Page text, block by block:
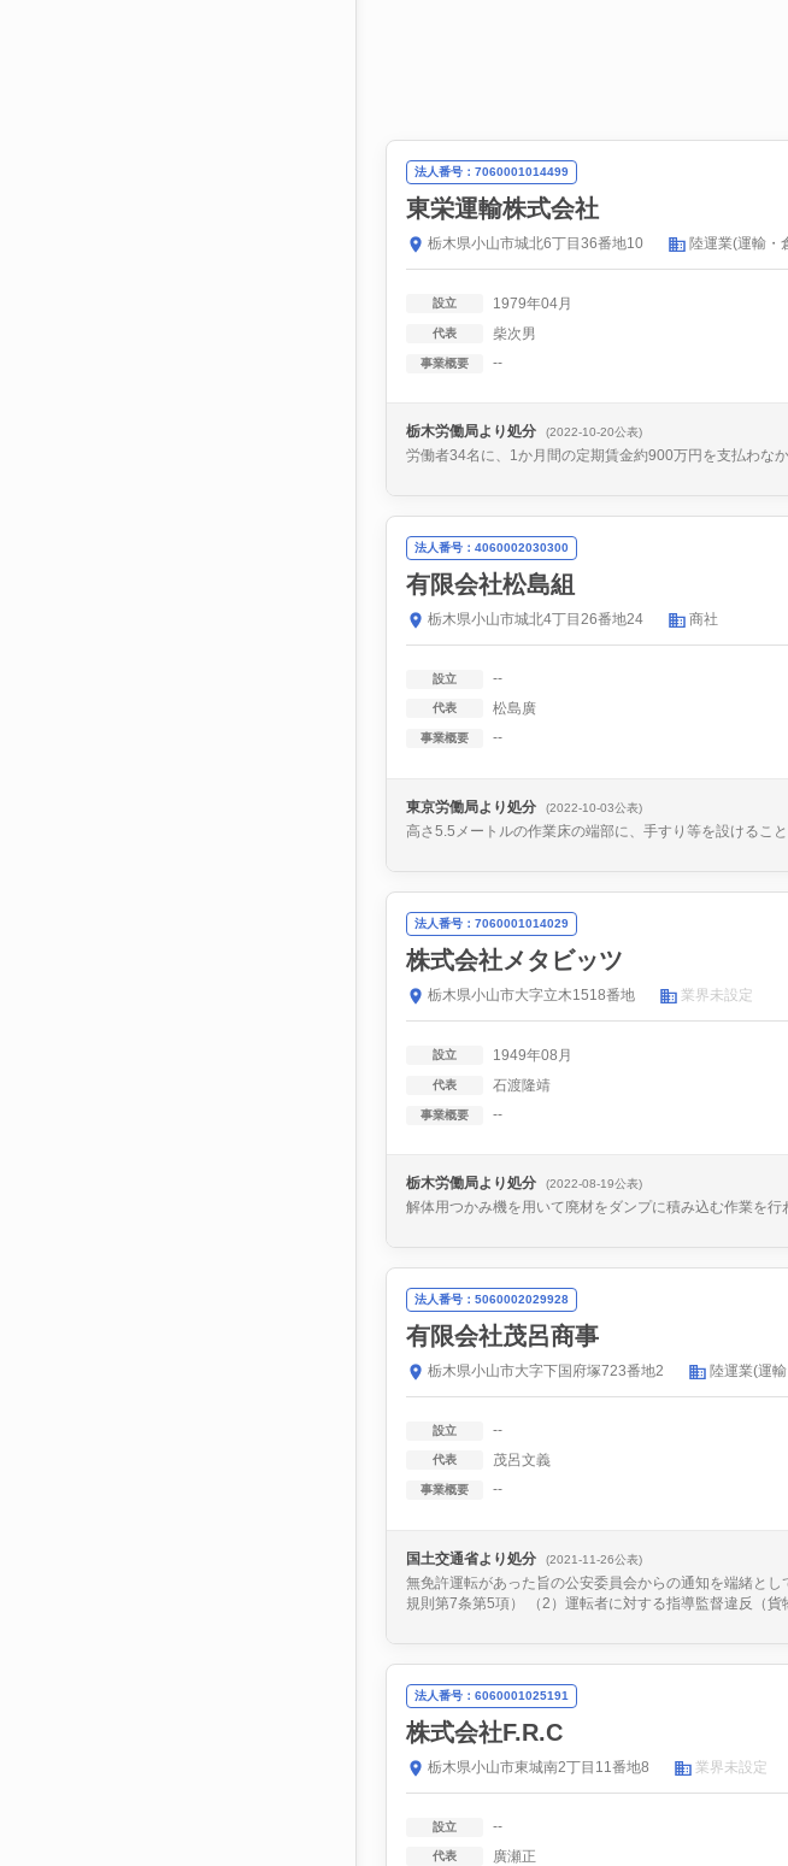
法人番号：7060001014499
東栄運輸株式会社
栃木県小山市城北6丁目36番地10 陸運業(運輸・
設立 1979年04月
代表 柴次男
事業概要 --
栃木労働局より処分 (2022-10-20公表)
労働者34名に、1か月間の定期賃金約900万円を支払わな
法人番号：4060002030300
有限会社松島組
栃木県小山市城北4丁目26番地24 商社
設立 --
代表 松島廣
事業概要 --
東京労働局より処分 (2022-10-03公表)
高さ5.5メートルの作業床の端部に、手すり等を設けるこ
法人番号：7060001014029
株式会社メタビッツ
栃木県小山市大字立木1518番地 業界未設定
設立 1949年08月
代表 石渡隆靖
事業概要 --
栃木労働局より処分 (2022-08-19公表)
解体用つかみ機を用いて廃材をダンプに積み込む作業を
法人番号：5060002029928
有限会社茂呂商事
栃木県小山市大字下国府塚723番地2 陸運業(運
設立 --
代表 茂呂文義
事業概要 --
国土交通省より処分 (2021-11-26公表)
無免許運転があった旨の公安委員会からの通知を端緒と
規則第7条第5項） （2）運転者に対する指導監督違反（貨
法人番号：6060001025191
株式会社F.R.C
栃木県小山市東城南2丁目11番地8 業界未設定
設立 --
代表 廣瀬正